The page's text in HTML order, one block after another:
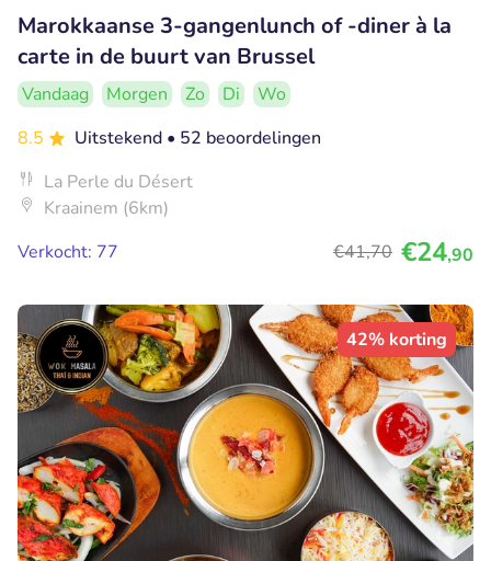
Marokkaanse 3-gangenlunch of -diner à la
carte in de buurt van Brussel
Vandaag Morgen Zo Di
Wo
8.5
Uitstekend • 52 beoordelingen
La Perle du Désert
Kraainem (6km)
Verkocht: 77
€41,70 €24,90
42% korting